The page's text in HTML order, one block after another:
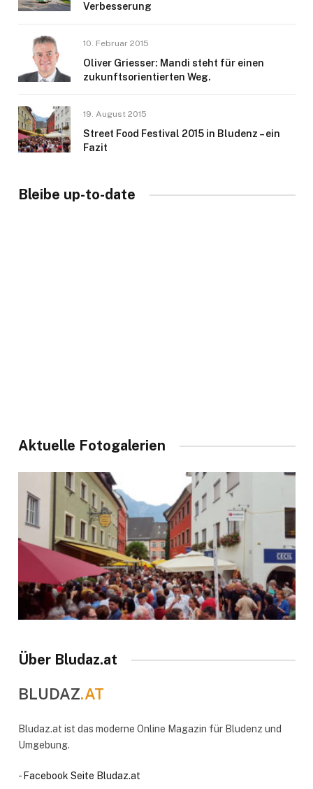
Verbesserung
10. Februar 2015
Oliver Griesser: Mandi steht für einen
zukunftsorientierten Weg.
19. August 2015
Street Food Festival 2015 in Bludenz – ein
Fazit
Bleibe up-to-date
Aktuelle Fotogalerien
Über Bludaz.at
BLUDAZ.AT
Bludaz.at ist das moderne Online Magazin für Bludenz und
Umgebung.
- Facebook Seite Bludaz.at